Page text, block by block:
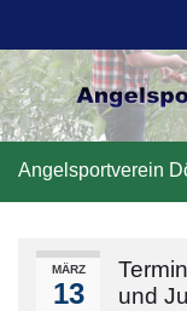
Search
Angelsportverein
MÄRZ
13
und